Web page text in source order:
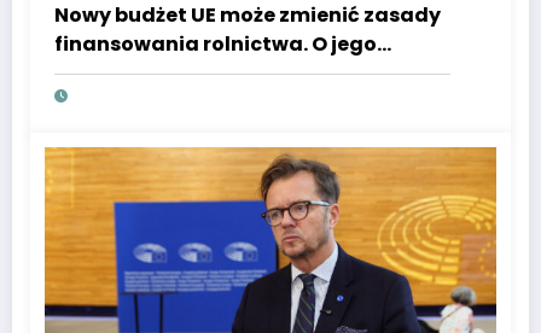
Nowy budżet UE może zmienić zasady
finansowania rolnictwa. O jego
skuteczności zdecyduje nie tylko pula
środków, ale i priorytety